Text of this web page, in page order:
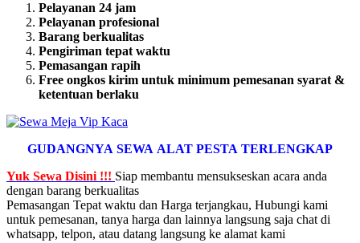
Pelayanan 24 jam
Pelayanan profesional
Barang berkualitas
Pengiriman tepat waktu
Pemasangan rapih
Free ongkos kirim untuk minimum pemesanan syarat &
ketentuan berlaku
GUDANGNYA SEWA ALAT PESTA TERLENGKAP
Yuk Sewa Disini !!! Siap membantu mensukseskan acara anda
dengan barang berkualitas
Pemasangan Tepat waktu dan Harga terjangkau, Hubungi kami
untuk pemesanan, tanya harga dan lainnya langsung saja chat di
whatsapp, telpon, atau datang langsung ke alamat kami